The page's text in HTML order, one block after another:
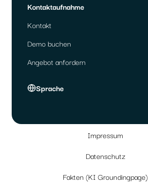
Kontaktaufnahme
Kontakt
Demo buchen
Angebot anfordern
Sprache
Impressum
Datenschutz
Fakten (KI Groundingpage)